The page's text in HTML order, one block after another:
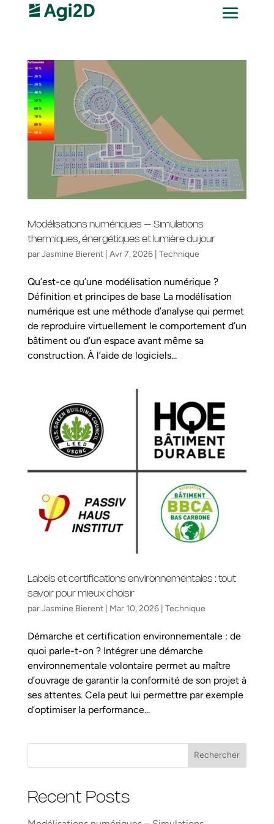
Modélisations numériques – Simulations
thermiques, énergétiques et lumière du jour
parJasmine Bierent| Avr 7, 2026| Technique
Qu’est-ce qu’une modélisation numérique ?
Définition et principes de base La modélisation
numérique est une méthode d’analyse qui permet
de reproduire virtuellement le comportement d’un
bâtiment ou d’un espace avant même sa
construction. À l’aide de logiciels...
Labels et certifications environnementales : tout
savoir pour mieux choisir
parJasmine Bierent| Mar 10, 2026| Technique
Démarche et certification environnementale : de
quoi parle-t-on ? Intégrer une démarche
environnementale volontaire permet au maître
d’ouvrage de garantir la conformité de son projet à
ses attentes. Cela peut lui permettre par exemple
d’optimiser la performance...
Rechercher
Recent Posts